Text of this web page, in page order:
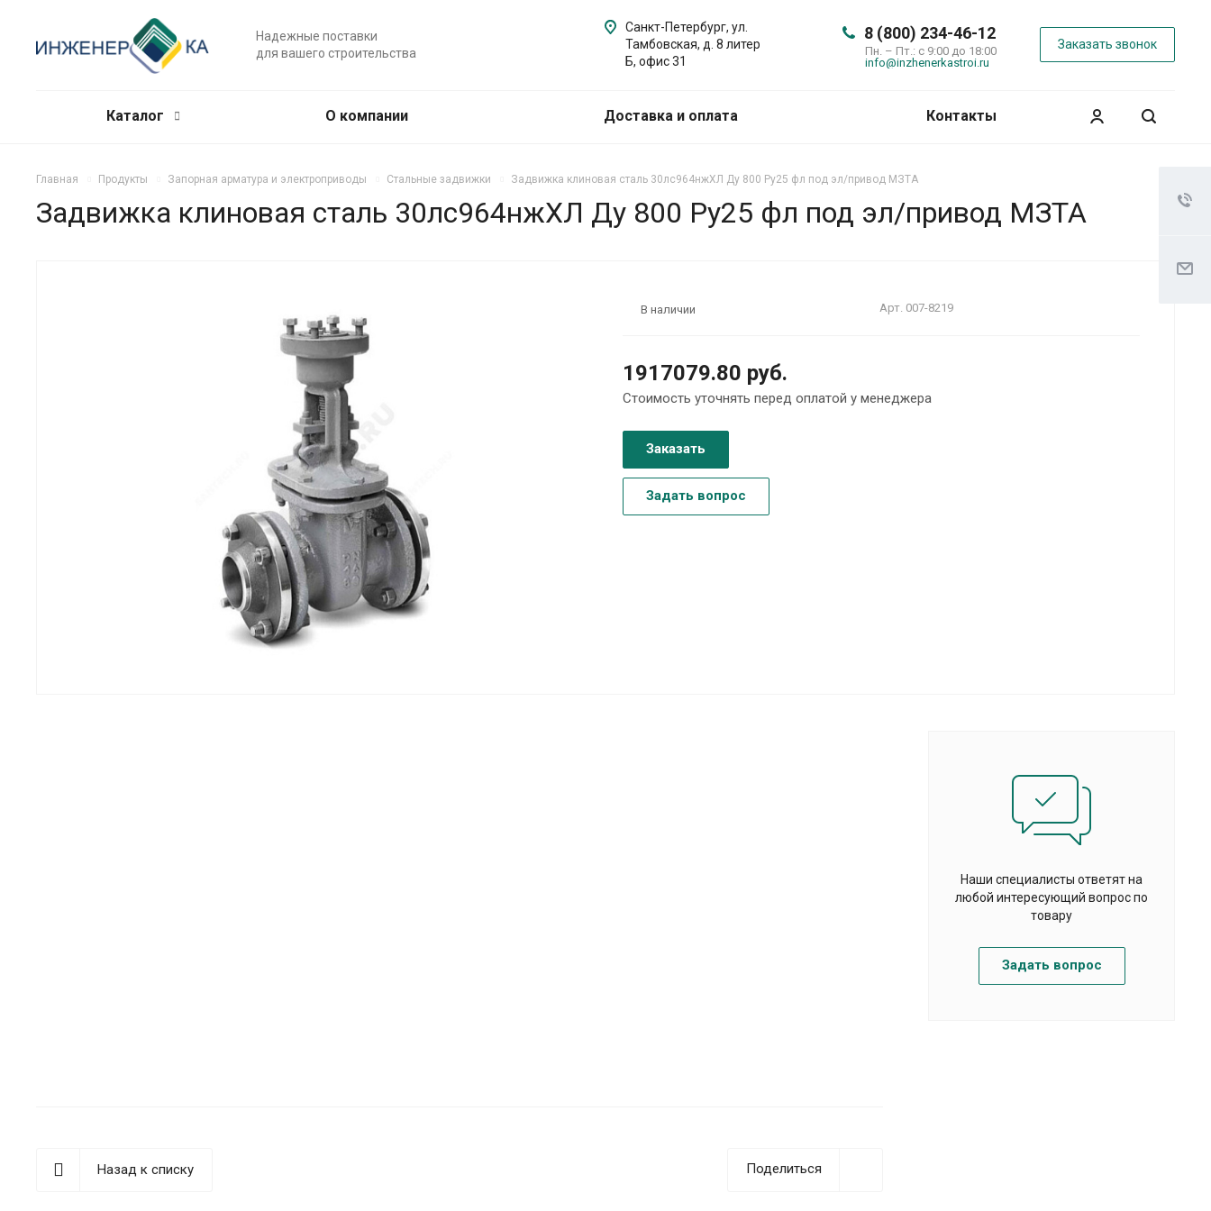
Надежные поставки
для вашего строительства
8 (800) 234-46-12
Пн. – Пт.: с 9:00 до 18:00
info@inzhenerkastroi.ru
Заказать звонок
Санкт-Петербург, ул.
Тамбовская, д. 8 литер
Б, офис 31
Каталог О компании Доставка и оплата Контакты
Главная Продукты Запорная арматура и электроприводы Стальные задвижки Задвижка клиновая сталь 30лс964нжХЛ Ду 800 Ру25 фл под эл/привод МЗТА
Задвижка клиновая сталь 30лс964нжХЛ Ду 800 Ру25 фл под эл/привод МЗТА
В наличии Арт. 007-8219
1917079.80 руб.
Стоимость уточнять перед оплатой у менеджера
Заказать
Задать вопрос
Наши специалисты ответят на
любой интересующий вопрос по
товару
Задать вопрос
Поделиться
Назад к списку